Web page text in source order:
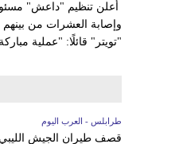
أعلن تنظيم "داعش"
وإصابة العشرات من
"تويتر" قائلًا: "عملية مباركة في
طرابلس - العرب اليوم